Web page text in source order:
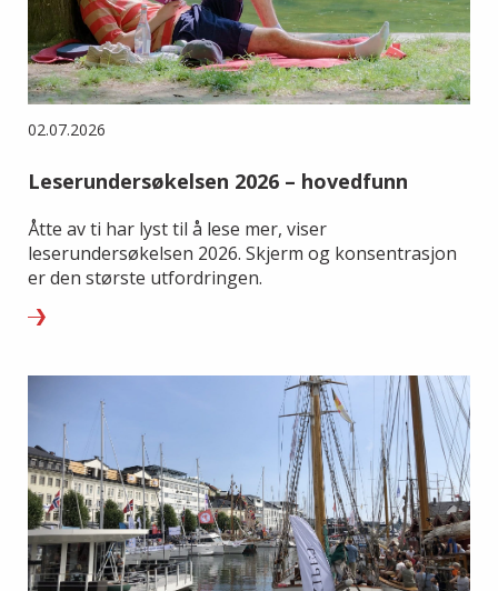
02.07.2026
Leserundersøkelsen 2026 – hovedfunn
Åtte av ti har lyst til å lese mer, viser
leserundersøkelsen 2026. Skjerm og konsentrasjon
er den største utfordringen.